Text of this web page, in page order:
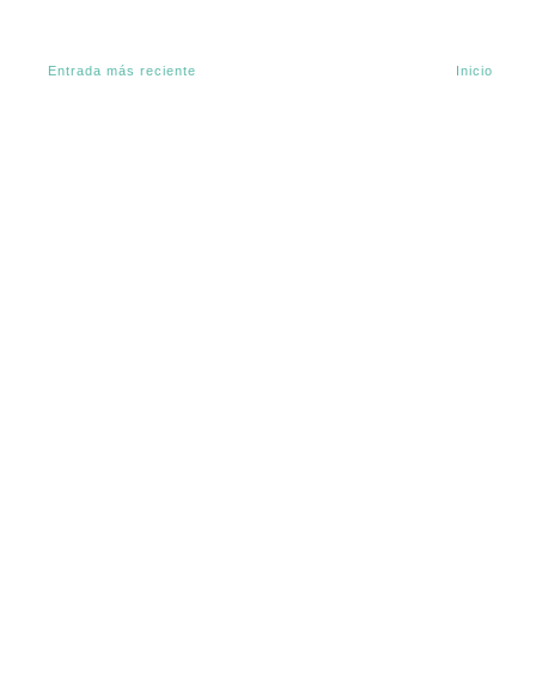
Entrada más reciente Inicio